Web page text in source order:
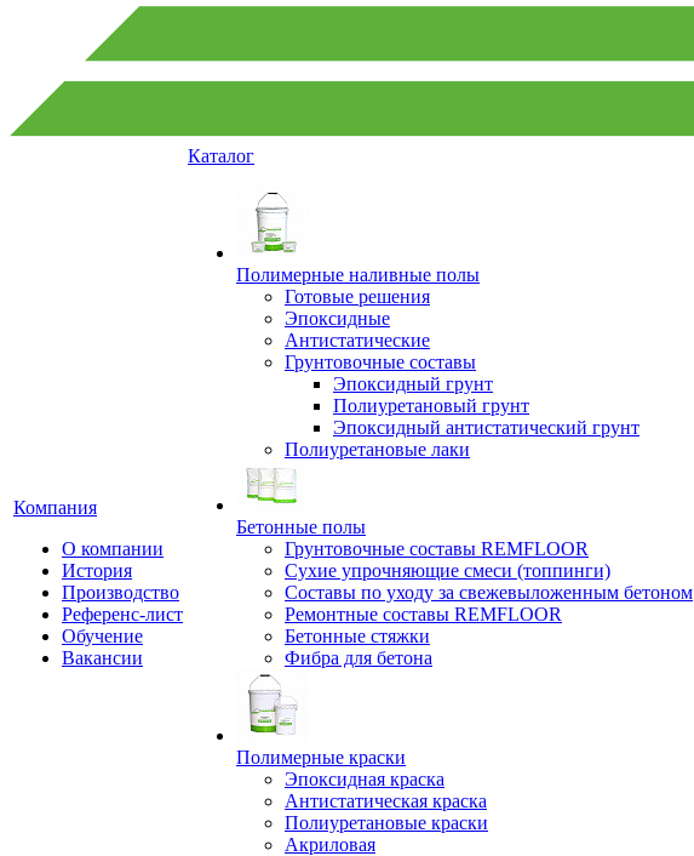
Компания
О компании
История
Производство
Референс-лист
Обучение
Вакансии
Каталог
Полимерные наливные полы
Готовые решения
Эпоксидные
Антистатические
Грунтовочные составы
Эпоксидный грунт
Полиуретановый грунт
Эпоксидный антистатический грунт
Полиуретановые лаки
Бетонные полы
Грунтовочные составы REMFLOOR
Сухие упрочняющие смеси (топпинги)
Составы по уходу за свежевыложенным бетоном
Ремонтные составы REMFLOOR
Бетонные стяжки
Фибра для бетона
Полимерные краски
Эпоксидная краска
Антистатическая краска
Полиуретановые краски
Акриловая